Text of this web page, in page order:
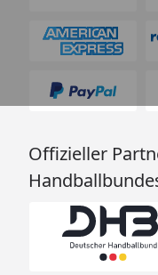
Offizieller